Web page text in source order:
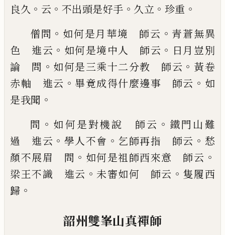
良久 。 云 。 不出頭是好手 。 久立 。 珍重 。
僧問 。 如何是月華境 師云 。 青蒼無異
色 進云 。 如何是境中人 師云 。 日 月豈別
論 問 。 如何是三乘十二分教 師云 。 黃卷
赤軸 進云 。 畢竟成得什麼邊事 師云 。 如
是我聞 。
問 。 如何是對機說 師云 。 鐵門山難
過 進云 。 學人不會 。 乞師再指 師云 。 愁
顏不展眉 問 。 如何是祖師西來意 師云 。
梁王不識 進云 。 未審如何 師云 。 隻履西
歸 。
韶州雙峯山真禪師